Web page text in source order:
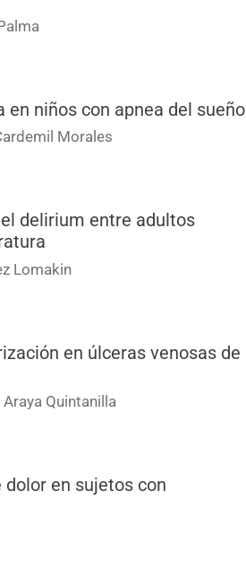
niños con apnea del sueño
Morales
delirium entre adultos
Lomakin
en úlceras venosas de
Quintanilla
en sujetos con